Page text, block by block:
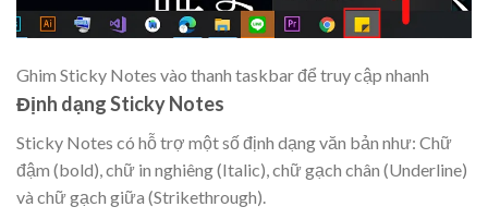
Ghim Sticky Notes vào thanh taskbar để truy cập nhanh
Định dạng Sticky Notes
Sticky Notes có hỗ trợ một số định dạng văn bản như: Chữ
đậm (bold), chữ in nghiêng (Italic), chữ gạch chân (Underline)
và chữ gạch giữa (Strikethrough).